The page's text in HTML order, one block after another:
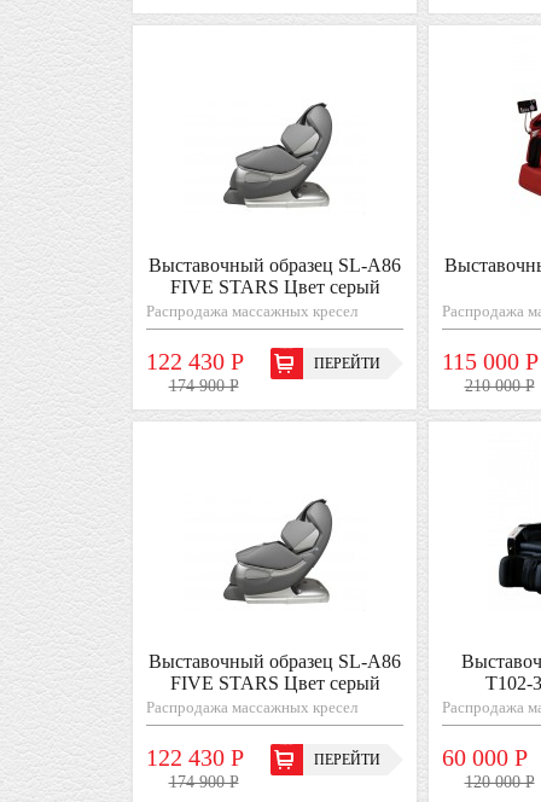
Выставочный образец SL-A86
FIVE STARS Цвет серый
Распродажа массажных кресел
174 900 Р
122 430 Р ПЕРЕЙТИ
Распродажа
210 000 Р
115 000 Р
Выставочный образец SL-A86
FIVE STARS Цвет серый
Распродажа массажных кресел
174 900 Р
122 430 Р ПЕРЕЙТИ
T102-
Распродажа
120 000 Р
60 000 Р